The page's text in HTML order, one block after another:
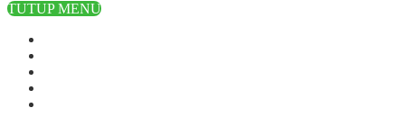
TUTUP MENU